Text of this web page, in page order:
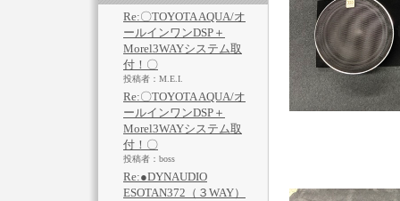
Re:〇TOYOTA AQUA/オ
ールインワンDSP＋
Morel3WAYシステム取
付！〇
投稿者：M.E.I.
Re:〇TOYOTA AQUA/オ
ールインワンDSP＋
Morel3WAYシステム取
付！〇
投稿者：boss
Re:●DYNAUDIO
ESOTAN372（３WAY）